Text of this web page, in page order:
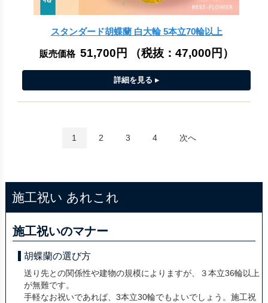
スタンダード胡蝶蘭 白大輪 5本立70輪以上
販売価格 51,700円 （税抜： 47,000円 ）
1 2 3 4 次へ
施工祝い あれこれ
施工祝いのマナー
胡蝶蘭の選び方
送り先との関係性や建物の規模によりますが、３本立36輪以上
が無難です。
手軽なお祝いであれば、3本立30輪でもよいでしょう。施工祝